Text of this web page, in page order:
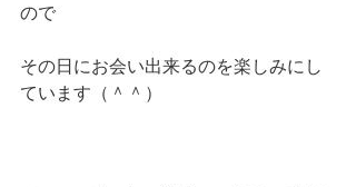
ので
その日にお会い出来るのを楽しみにし
ています（＾＾）